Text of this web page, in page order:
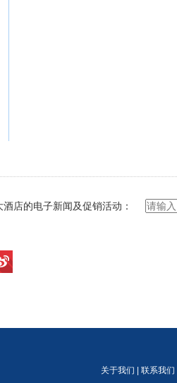
店的电子新闻及促销活动：
关于我们 联系我们